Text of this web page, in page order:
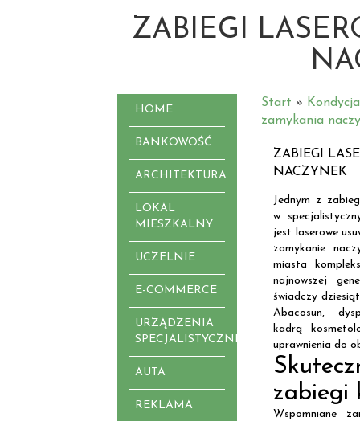
ZABIEGI
HOME
BANKOWOŚĆ
ARCHITEKTURA
LOKAL
MIESZKALNY
UCZELNIE
E-COMMERCE
URZĄDZENIA
SPECJALISTYCZNE
AUTA
REKLAMA
Start » Kondycja
zamykania
ZABIEGI
NACZYNEK
Jednym z
w
jest laserowe
zamykanie
miasta
najnowszej
świadczy
Abacosun,
kadrą
uprawnienia do
zabiegi
Wspomniane